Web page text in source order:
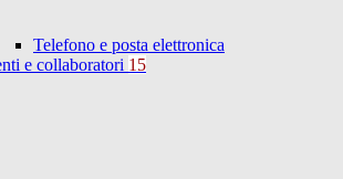
Telefono e posta elettronica
e collaboratori 15